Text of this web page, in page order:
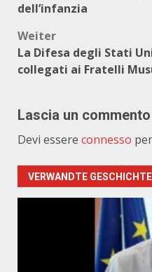
dell’infanzia
Weiter
La Difesa degli Stati
collegati ai Fratelli
Lascia un commento
Devi essere connesso
VERWANDTE